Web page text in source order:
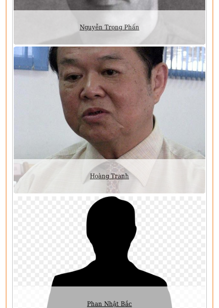
Nguyễn Trọng Phấn
Hoàng Tranh
Phan Nhật Bắc